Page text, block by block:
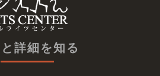
詳細を知る